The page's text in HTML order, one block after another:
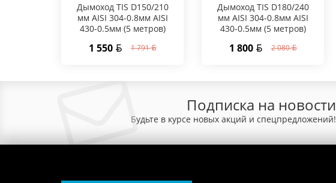
Дымоход TIS D150/210
мм AISI 304-0.8мм AISI
430-0.5мм (5 метров)
1 550 1 791
Дымоход TIS D180/240
мм AISI 304-0.8мм AISI
430-0.5мм (5 метров)
1 800 2 080
Подписка на новости
Будьте в курсе новых акций и спецпредложений!